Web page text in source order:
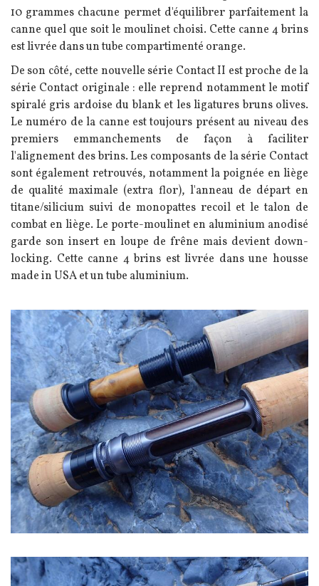
10 grammes chacune permet d'équilibrer parfaitement la
canne quel que soit le moulinet choisi. Cette canne 4 brins
est livrée dans un tube compartimenté orange.
De son côté, cette nouvelle série Contact II est proche de la
série Contact originale : elle reprend notamment le motif
spiralé gris ardoise du blank et les ligatures bruns olives.
Le numéro de la canne est toujours présent au niveau des
premiers emmanchements de façon à faciliter
l'alignement des brins. Les composants de la série Contact
sont également retrouvés, notamment la poignée en liège
de qualité maximale (extra flor), l'anneau de départ en
titane/silicium suivi de monopattes recoil et le talon de
combat en liège. Le porte-moulinet en aluminium anodisé
garde son insert en loupe de frêne mais devient down-
locking. Cette canne 4 brins est livrée dans une housse
made in USA et un tube aluminium.
Image
Image